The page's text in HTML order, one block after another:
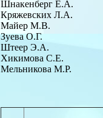
Шнакенберг
Кряжевских
Майер М.В.
Зуева
Штеер Э.А.
Хикимова С.Е.
Мельникова М.Р.